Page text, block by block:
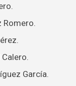
Romero.
García.